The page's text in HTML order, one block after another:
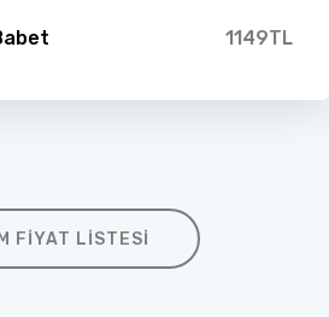
1149TL
FIYAT LISTESI